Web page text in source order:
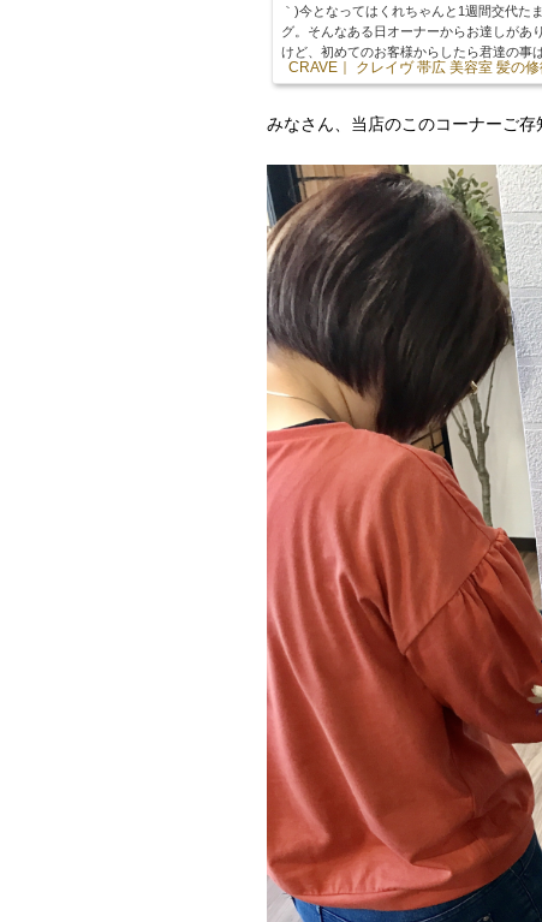
｀)今となってはくれちゃんと1週間交代た
グ。そんなある日オーナーからお達しがあ
けど、初めてのお客様からしたら君達の事
言うお達しでした。と言う事で！！！改め
naです！【血液型】O型。。。によく間違
CRAVE｜ クレイヴ 帯広 美容室 髪の
みなさん、当店のこのコーナーご存